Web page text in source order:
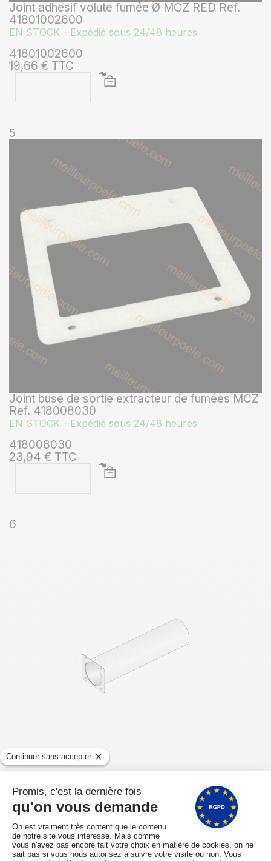
Joint adhesif volute fumée Ø MCZ RED Ref.
41801002600
EN STOCK - Expédié sous 24/48 heures
41801002600
19,66 € TTC
5
Joint buse de sortie extracteur de fumées MCZ
Ref. 418008030
EN STOCK - Expédié sous 24/48 heures
418008030
23,94 € TTC
6
Tuyau sortie fumées MCZ CLUB AIR Ref.
416008010
Expédié sous 10/15 jours
416008010
39,60 € TTC